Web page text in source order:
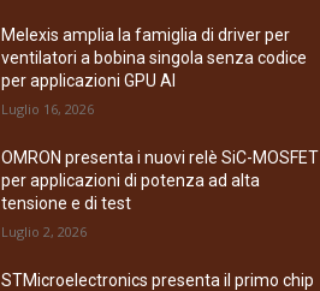
Melexis amplia la famiglia di driver per
ventilatori a bobina singola senza codice
per applicazioni GPU AI
Luglio 16, 2026
OMRON presenta i nuovi relè SiC-MOSFET
per applicazioni di potenza ad alta
tensione e di test
Luglio 2, 2026
STMicroelectronics presenta il primo chip